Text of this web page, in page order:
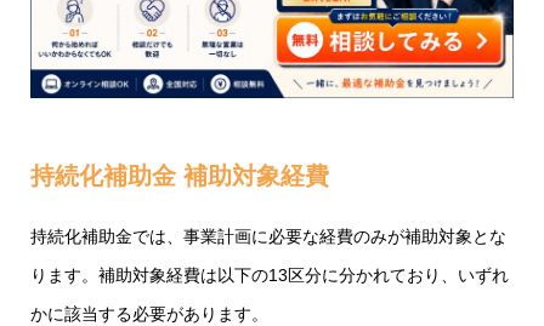
持続化補助金 補助対象経費
持続化補助金では、事業計画に必要な経費のみが補助対象とな
ります。補助対象経費は以下の13区分に分かれており、いずれ
かに該当する必要があります。